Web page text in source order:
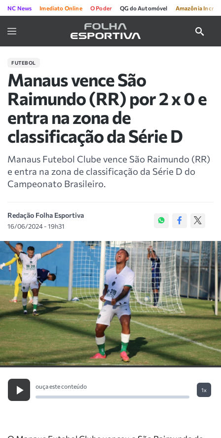
NC News Imediato Online O Poder QG do Automóvel Amazônia
FUTEBOL
Manaus vence São
Raimundo (RR) por 2 x 0 e
entra na zona de
classificação da Série D
Manaus Futebol Clube vence São Raimundo (RR)
e entra na zona de classificação da Série D do
Campeonato Brasileiro.
Redação Folha Esportiva
16/06/2024 - 19h31
ouça este conteúdo
1x